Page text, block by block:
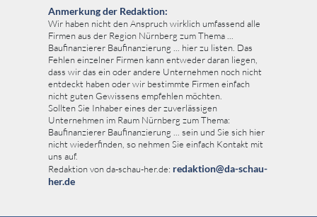
Anmerkung der Redaktion:
Wir haben nicht den Anspruch wirklich umfassend alle
Firmen aus der Region Nürnberg zum Thema ...
Baufinanzierer Baufinanzierung ... hier zu listen. Das
Fehlen einzelner Firmen kann entweder daran liegen,
dass wir das ein oder andere Unternehmen noch nicht
entdeckt haben oder wir bestimmte Firmen einfach
nicht guten Gewissens empfehlen möchten.
Sollten Sie Inhaber eines der zuverlässigen
Unternehmen im Raum Nürnberg zum Thema:
Baufinanzierer Baufinanzierung ... sein und Sie sich hier
nicht wiederfinden, so nehmen Sie einfach Kontakt mit
uns auf.
Redaktion von da-schau-her.de: redaktion@da-schau-
her.de